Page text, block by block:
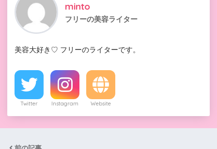
minto
フリーの美容ライター
美容大好き♡ フリーのライターです。
Twitter Instagram Website